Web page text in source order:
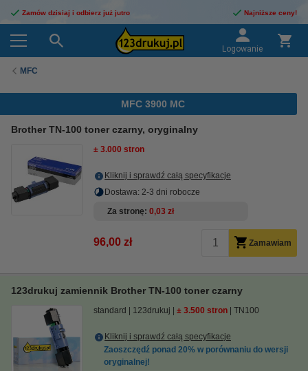
Zamów dzisiaj i odbierz już jutro Najniższe ceny!
Logowanie
MFC
MFC 3900 MC
Brother TN-100 toner czarny, oryginalny
± 3.000 stron
Kliknij i sprawdź całą specyfikacje
Dostawa: 2-3 dni robocze
Za stronę 0,03 zł
96,00 zł Zamawiam
123drukuj zamiennik Brother TN-100 toner czarny
standard 123drukuj ± 3.500 stron TN100
Kliknij i sprawdź całą specyfikacje
Zaoszczędź ponad 20% w porównaniu do wersji
oryginalnej!